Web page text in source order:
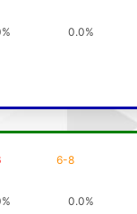
0.0%
6-8
0.0%